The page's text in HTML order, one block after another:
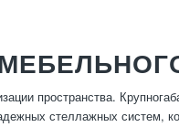
пространства.
стеллажных систем,